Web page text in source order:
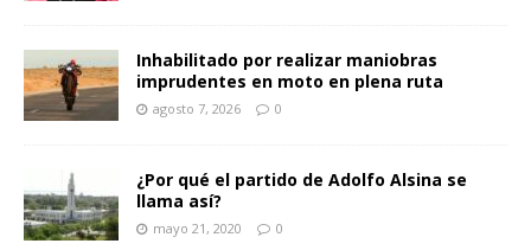
Inhabilitado por realizar maniobras
imprudentes en moto en plena ruta
agosto 7, 2026 0
¿Por qué el partido de Adolfo Alsina se
llama así?
mayo 21, 2020 0